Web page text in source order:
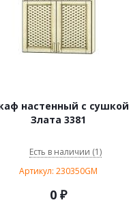
настенный с сушкой
Злата 3381
Есть в наличии (1)
Артикул: 230350GM
0 ₽